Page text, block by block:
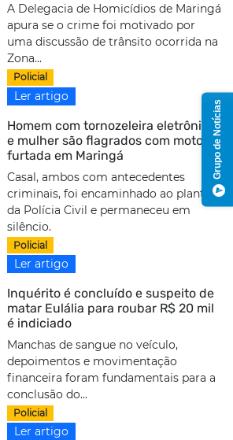
A Delegacia de Homicídios de Maringá
apura se o crime foi motivado por
uma discussão de trânsito ocorrida na
Zona...
Policial
Ler artigo
Homem com tornozeleira eletrônica
e mulher são flagrados com moto
furtada em Maringá
Casal, ambos com antecedentes
criminais, foi encaminhado ao plantão
da Polícia Civil e permaneceu em
silêncio.
Policial
Ler artigo
Inquérito é concluído e suspeito de
matar Eulália para roubar R$ 20 mil
é indiciado
Manchas de sangue no veículo,
depoimentos e movimentação
financeira foram fundamentais para a
conclusão do...
Policial
Ler artigo
Grupo de Notícias